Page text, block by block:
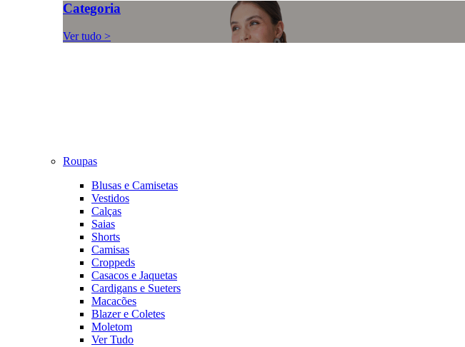
Categoria
Ver tudo >
Roupas
Blusas e Camisetas
Vestidos
Calças
Saias
Shorts
Camisas
Croppeds
Casacos e Jaquetas
Cardigans e Sueters
Macacões
Blazer e Coletes
Moletom
Ver Tudo